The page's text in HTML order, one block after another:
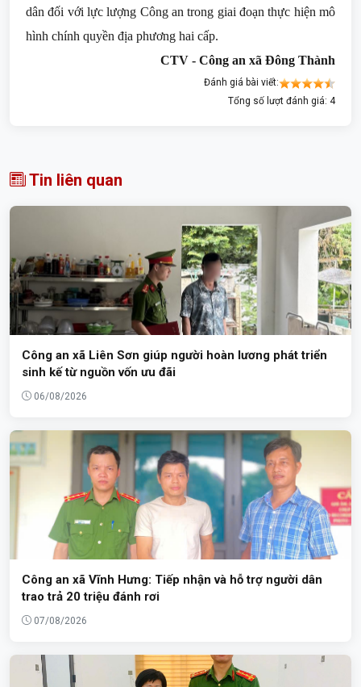
dân đối với lực lượng Công an trong giai đoạn thực hiện mô
hình chính quyền địa phương hai cấp.
CTV - Công an xã Đông Thành
Đánh giá bài viết:
Tổng số lượt đánh giá: 4
Tin liên quan
Công an xã Liên Sơn giúp người hoàn lương phát triển
sinh kế từ nguồn vốn ưu đãi
06/08/2026
Công an xã Vĩnh Hưng: Tiếp nhận và hỗ trợ người dân
trao trả 20 triệu đánh rơi
07/08/2026